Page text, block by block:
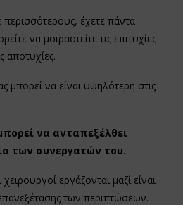
έχετε πάντα
να μοιραστείτε τις επιτυχίες
αποτυχίες.
μπορεί να είναι υψηλότερη στις
να ανταπεξέλθει
των συνεργατών του.
εργάζονται μαζί είναι
των περιπτώσεων.